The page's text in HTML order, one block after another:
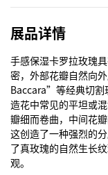
展品详情
手感保湿卡罗拉玫瑰
密，外部花瓣自然向
Baccara”等经典切割
造花中常见的平坦或
瓣细而卷曲，中间花
这创造了一种强烈的
了真玫瑰的自然生长
观。